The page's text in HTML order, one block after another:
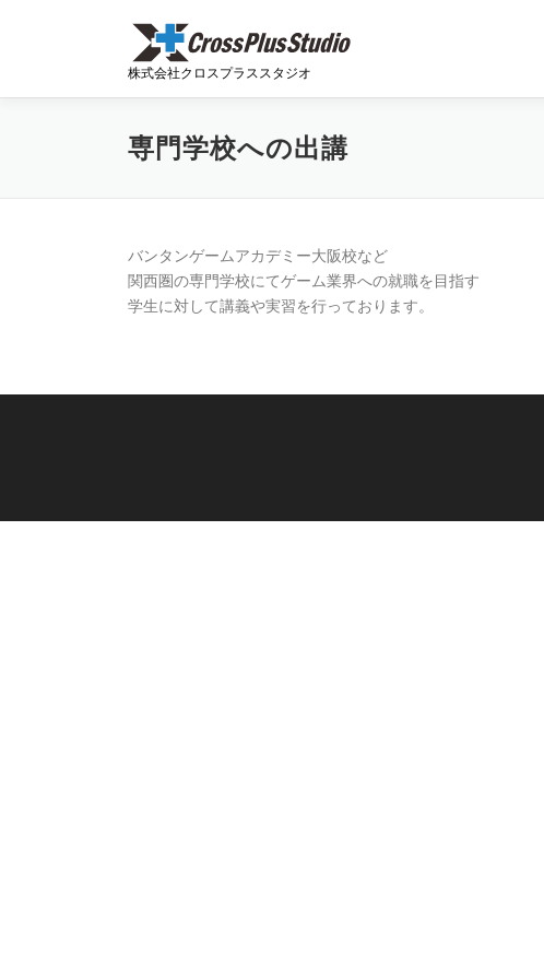
株式会社クロスプラススタジオ
専門学校への出講
バンタンゲームアカデミー大阪校など
関西圏の専門学校にてゲーム業界への就職を目指す
学生に対して講義や実習を行っております。